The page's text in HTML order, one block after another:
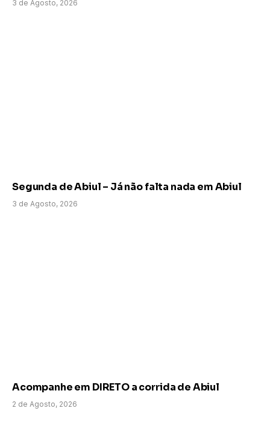
3 de Agosto, 2026
Segunda de Abiul – Já não falta nada em Abiul
3 de Agosto, 2026
Acompanhe em DIRETO a corrida de Abiul
2 de Agosto, 2026